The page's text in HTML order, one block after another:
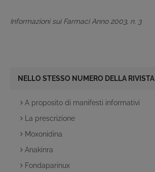
Informazioni sui Farmaci Anno 2003, n. 3
NELLO STESSO NUMERO DELLA RIVISTA
A proposito di manifesti informativi
La prescrizione
Moxonidina
Anakinra
Fondaparinux